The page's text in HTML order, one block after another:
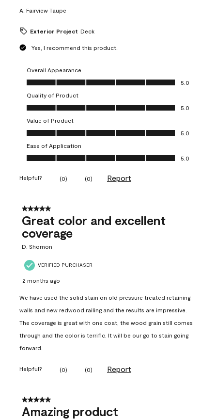
A: Fairview Taupe
Exterior Project Deck
Yes, I recommend this product.
Overall Appearance
Overall Appearance, 5.0 out of 5
5.0
Quality of Product
Quality of Product, 5.0 out of 5
5.0
Value of Product
Value of Product, 5.0 out of 5
5.0
Ease of Application
Ease of Application, 5.0 out of 5
5.0
Helpful? (0) (0) Report
5 out of 5 stars.
Great color and excellent
coverage
D. Shomon
VERIFIED PURCHASER
2 months ago
We have used the solid stain on old pressure treated retaining
walls and new redwood railing and the results are impressive.
The coverage is great with one coat, the wood grain still comes
through and the color is terrific. It will be our go to stain going
forward.
Helpful? (0) (0) Report
5 out of 5 stars.
Amazing product